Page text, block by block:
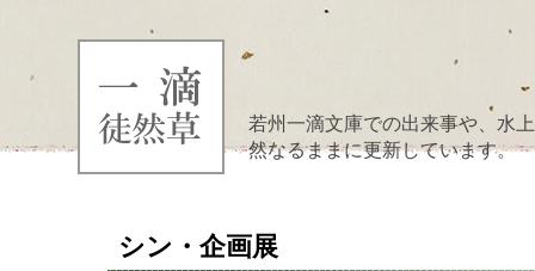
若州一滴文庫での出来事や、水
然なるままに更新しています。
シン・企画展